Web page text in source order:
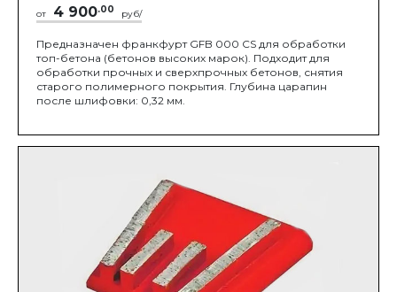
от 4 900.00 руб/
Предназначен франкфурт GFB 000 CS для обработки
топ-бетона (бетонов высоких марок). Подходит для
обработки прочных и сверхпрочных бетонов, снятия
старого полимерного покрытия. Глубина царапин
после шлифовки: 0,32 мм.